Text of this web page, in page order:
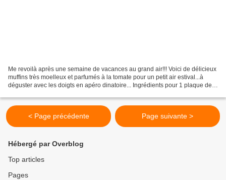
Me revoilà après une semaine de vacances au grand air!!! Voici de délicieux
muffins très moelleux et parfumés à la tomate pour un petit air estival...à
déguster avec les doigts en apéro dinatoire... Ingrédients pour 1 plaque de
< Page précédente Page suivante >
Hébergé par Overblog
Top articles
Pages